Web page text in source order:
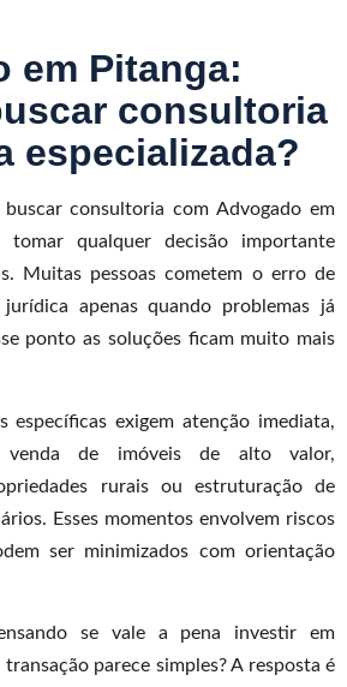
em Pitanga:
consultoria
especializada?
consultoria com Advogado em
tomar qualquer decisão importante
Muitas pessoas cometem o erro de
apenas quando problemas já
ponto as soluções ficam muito mais
específicas exigem atenção imediata,
de imóveis de alto valor,
rurais ou estruturação de
Esses momentos envolvem riscos
ser minimizados com orientação
se vale a pena investir em
parece simples? A resposta é